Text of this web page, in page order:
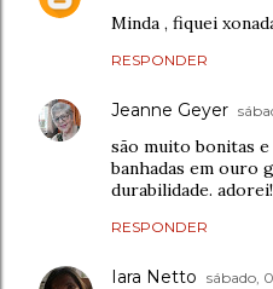
Minda , fiquei
RESPONDER
Jeanne Geyer
são muito bonitas
banhadas em ouro
durabilidade.
RESPONDER
Iara Netto sábado,